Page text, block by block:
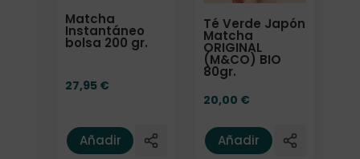
Matcha
Instantáneo
bolsa 200 gr.
27,95 €
Añadir
Té Verde Japón
Matcha
ORIGINAL
(M&CO) BIO
80gr.
20,00 €
Añadir